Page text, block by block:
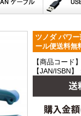
ツノダ パワ
ール便送料無
【商品コード
【JAN/ISBN